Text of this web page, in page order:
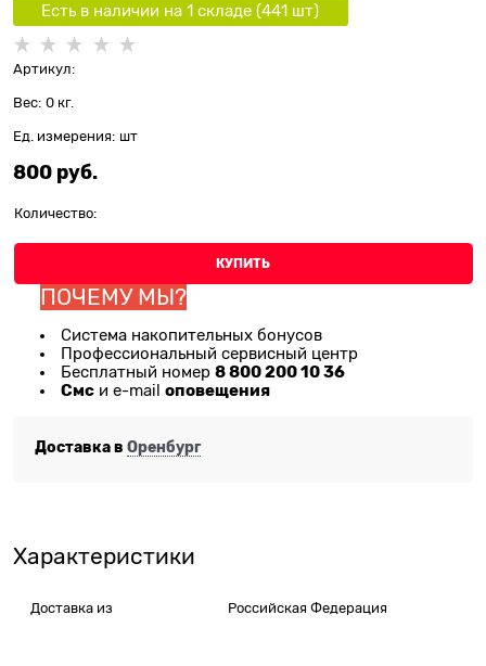
Есть в наличии на 1 складe (441 шт)
Артикул:
Вес: 0 кг.
Ед. измерения: шт
800 руб.
Количество:
КУПИТЬ
ПОЧЕМУ МЫ?
Система накопительных бонусов
Профессиональный сервисный центр
Бесплатный номер 8 800 200 10 36
Смс и e-mail оповещения
Доставка в Оренбург
Характеристики
Доставка из Российская Федерация